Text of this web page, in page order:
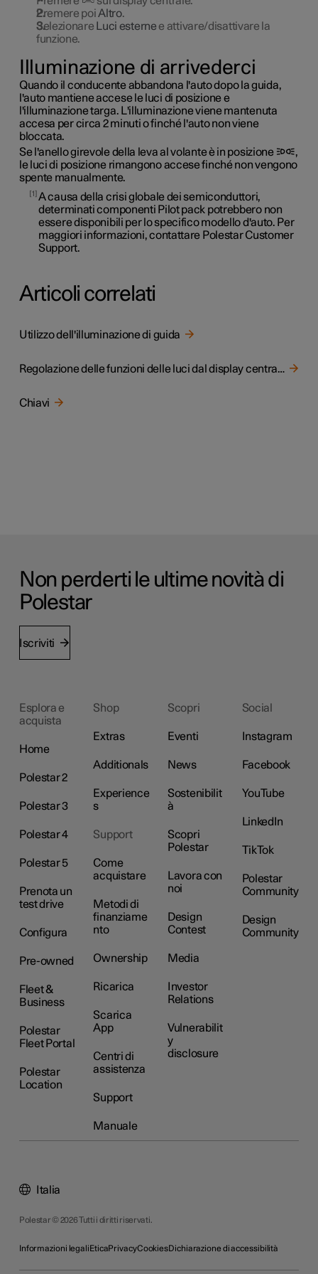
Premere poiAltro.
Selezionare Luci esterne e attivare/disattivare la
funzione.
Illuminazione di arrivederci
Quando il conducente abbandona l'auto dopo la guida,
l'auto mantiene accese le luci di posizione e
l'illuminazione targa. L'illuminazione viene mantenuta
accesa per circa 2 minuti o finché l'auto non viene
bloccata.
Se l'anello girevole della leva al volante è in posizione
,
le luci di posizione rimangono accese finché non vengono
spente manualmente.
1 A causa della crisi globale dei semiconduttori,
determinati componenti Pilot pack potrebbero non
essere disponibili per lo specifico modello d'auto. Per
maggiori informazioni, contattare Polestar Customer
Support.
Articoli correlati
Utilizzo dell'illuminazione di guida
Regolazione delle funzioni delle luci dal display centrale
Chiavi
Non perderti le ultime novità di
Polestar
Iscriviti
Esplora e
acquista
Home
Polestar 2
Polestar 3
Polestar 4
Polestar 5
Prenota un
test drive
Configura
Pre-owned
Fleet &
Business
Polestar
Fleet Portal
Polestar
Location
Shop
Extras
Additionals
Experience
s
Support
Come
acquistare
Metodi di
finanziame
nto
Ownership
Ricarica
Scarica
App
Centri di
assistenza
Support
Manuale
Scopri
Eventi
News
Sostenibilit
à
Scopri
Polestar
Lavora con
noi
Design
Contest
Media
Investor
Relations
Vulnerabilit
y
disclosure
Social
Instagram
Facebook
YouTube
LinkedIn
TikTok
Polestar
Community
Design
Community
Polestar © 2026 Tutti i diritti riservati.
Informazioni legaliEticaPrivacyCookiesDichiarazione di accessibilità
Italia